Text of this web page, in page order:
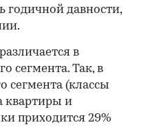
годичной давности,
в
сегмента. Так, в
сегмента (классы
квартиры и
приходится 29%